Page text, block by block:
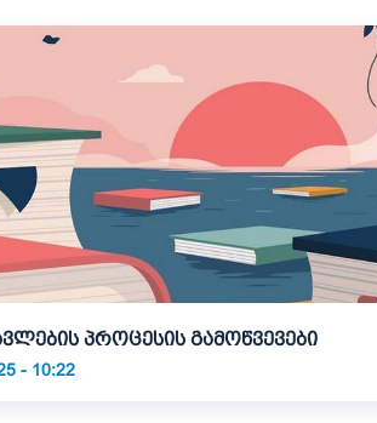
პროცესის გამოწვევები
- 10:22